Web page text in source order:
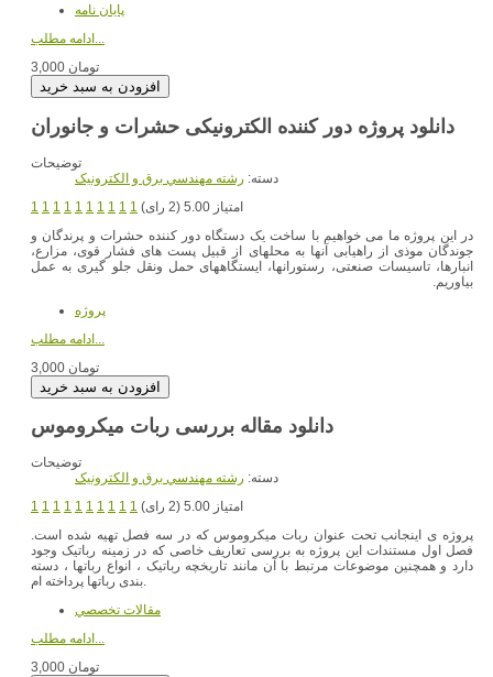
پایان نامه
3,000 تومان
دانلود پروژه دور کننده الکترونیکی حشرات و جانوران
توضیحات
دسته: رشته مهندسي برق و الکترونيک
1 1 1 1 1 1 1 1 1 1
امتیاز 5.00 (2 رای)
در این پروژه ما می خواهیم با ساخت یک دستگاه دور کننده حشرات و پرندگان و
جوندگان موذی از راهیابی آنها به محلهای از قبیل پست های فشار قوی، مزارع،
انبارها، تاسیسات صنعتی، رستورانها، ایستگاههای حمل ونقل جلو گیری به عمل
بیاوریم.
پروژه
3,000 تومان
دانلود مقاله بررسی ربات میکروموس
توضیحات
دسته: رشته مهندسي برق و الکترونيک
1 1 1 1 1 1 1 1 1 1
امتیاز 5.00 (2 رای)
پروژه ی اینجانب تحت عنوان ربات میکروموس که در سه فصل تهیه شده است.
فصل اول مستندات این پروژه به بررسی تعاریف خاصی که در زمینه رباتیک وجود
دارد و همچنین موضوعات مرتبط با آن مانند تاریخچه رباتیک ، انواع رباتها ، دسته
بندی رباتها پرداخته ام.
مقالات تخصصي
ادامه مطلب...
3,000 تومان